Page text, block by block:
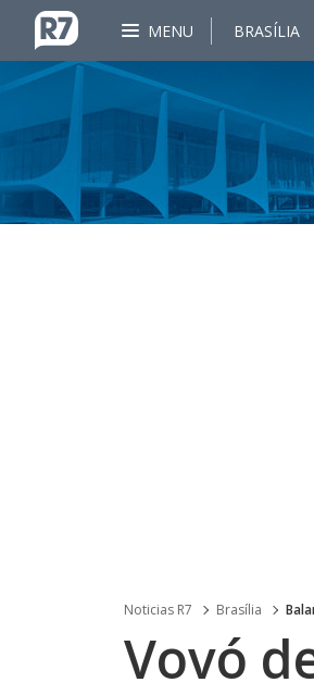
MENU BRASÍLIA
Noticias R7 Brasília
Vovó